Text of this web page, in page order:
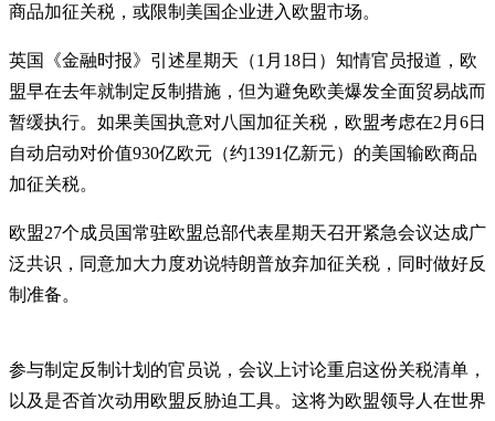
商品加征关税，或限制美国企业进入欧盟市场。
英国《金融时报》引述星期天（1月18日）知情官员报道，欧
盟早在去年就制定反制措施，但为避免欧美爆发全面贸易战而
暂缓执行。如果美国执意对八国加征关税，欧盟考虑在2月6日
自动启动对价值930亿欧元（约1391亿新元）的美国输欧商品
加征关税。
欧盟27个成员国常驻欧盟总部代表星期天召开紧急会议达成广
泛共识，同意加大力度劝说特朗普放弃加征关税，同时做好反
制准备。
参与制定反制计划的官员说，会议上讨论重启这份关税清单，
以及是否首次动用欧盟反胁迫工具。这将为欧盟领导人在世界